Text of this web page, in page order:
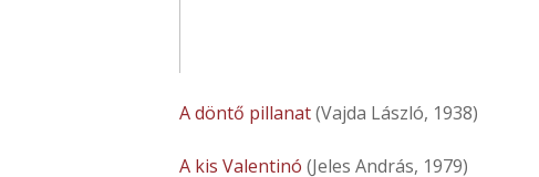
A döntő pillanat(Vajda László, 1938)
A kis Valentinó (Jeles András, 1979)